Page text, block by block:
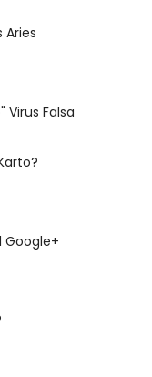
Aries
Virus Falsa
Google+